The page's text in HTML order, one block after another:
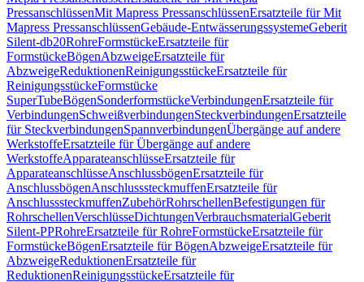
PressanschlüssenMit Mapress PressanschlüssenErsatzteile für Mit
Mapress PressanschlüssenGebäude-EntwässerungssystemeGeberit
Silent-db20RohreFormstückeErsatzteile für
FormstückeBögenAbzweigeErsatzteile für
AbzweigeReduktionenReinigungsstückeErsatzteile für
ReinigungsstückeFormstücke
SuperTubeBögenSonderformstückeVerbindungenErsatzteile für
VerbindungenSchweißverbindungenSteckverbindungenErsatzteile
für SteckverbindungenSpannverbindungenÜbergänge auf andere
WerkstoffeErsatzteile für Übergänge auf andere
WerkstoffeApparateanschlüsseErsatzteile für
ApparateanschlüsseAnschlussbögenErsatzteile für
AnschlussbögenAnschlusssteckmuffenErsatzteile für
AnschlusssteckmuffenZubehörRohrschellenBefestigungen für
RohrschellenVerschlüsseDichtungenVerbrauchsmaterialGeberit
Silent-PPRohreErsatzteile für RohreFormstückeErsatzteile für
FormstückeBögenErsatzteile für BögenAbzweigeErsatzteile für
AbzweigeReduktionenErsatzteile für
ReduktionenReinigungsstückeErsatzteile für